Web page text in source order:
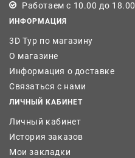
Работаем с 10.00 до 18.00
ИНФОРМАЦИЯ
3D Тур по магазину
О магазине
Информация о доставке
Связаться с нами
ЛИЧНЫЙ КАБИНЕТ
Личный кабинет
История заказов
Мои закладки